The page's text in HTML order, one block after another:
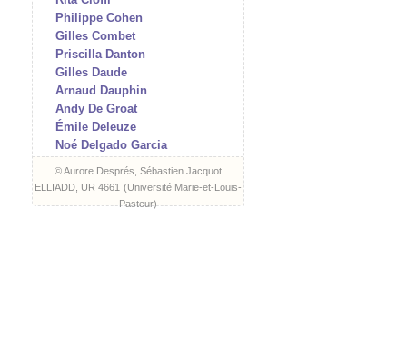
Philippe Cohen
Gilles Combet
Priscilla Danton
Gilles Daude
Arnaud Dauphin
Andy De Groat
Émile Deleuze
Noé Delgado Garcia
Arnaud Des Pallières
Aurore Després
Jean-Charles Di Zazzo
© Aurore Després, Sébastien Jacquot
ELLIADD, UR 4661 (Université Marie-et-Louis-
Pasteur)